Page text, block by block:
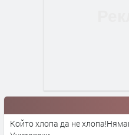
Който хлопа да не